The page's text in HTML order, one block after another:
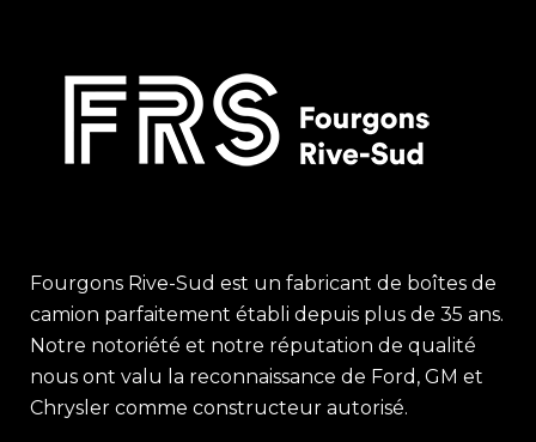
Fourgons Rive-Sud est un fabricant de boîtes de
camion parfaitement établi depuis plus de 35 ans.
Notre notoriété et notre réputation de qualité
nous ont valu la reconnaissance de Ford, GM et
Chrysler comme constructeur autorisé.